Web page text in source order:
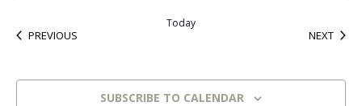
PREVIOUS
Today
NEXT
SUBSCRIBE TO CALENDAR